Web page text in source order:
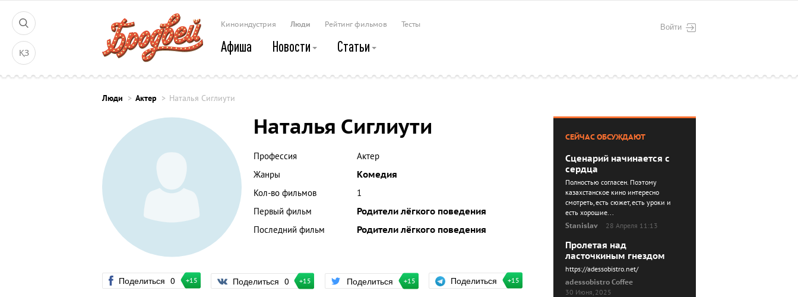
ҚЗ
Войти
Киноиндустрия Люди Рейтинг фильмов Тесты
Афиша Новости Статьи
Люди Актер Наталья Сиглиути
Наталья Сиглиути
Профессия
Актер
Жанры
Комедия
Кол-во фильмов
1
Первый фильм
Родители лёгкого поведения
Последний фильм
Родители лёгкого поведения
Поделиться 0 +15 Поделиться 0 +15 Поделиться +15 Поделиться +15
СЕЙЧАС ОБСУЖДАЮТ
Сценарий начинается с
сердца
Полностью согласен. Поэтому
казахстанское кино интересно
смотреть, есть сюжет, есть уроки и
есть хорошие...
Stanislav
28 Апреля 11:13
Пролетая над
ласточкиным гнездом
https://adessobistro.net/
adessobistro Coffee
30 Июня, 2025